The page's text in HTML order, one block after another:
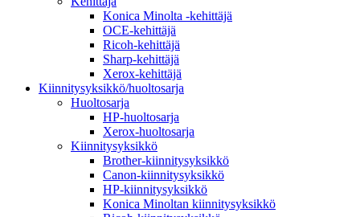
Konica Minolta -kehittäjä
OCE-kehittäjä
Ricoh-kehittäjä
Sharp-kehittäjä
Xerox-kehittäjä
Kiinnitysyksikkö/huoltosarja
Huoltosarja
HP-huoltosarja
Xerox-huoltosarja
Kiinnitysyksikkö
Brother-kiinnitysyksikkö
Canon-kiinnitysyksikkö
HP-kiinnitysyksikkö
Konica Minoltan kiinnitysyksikkö